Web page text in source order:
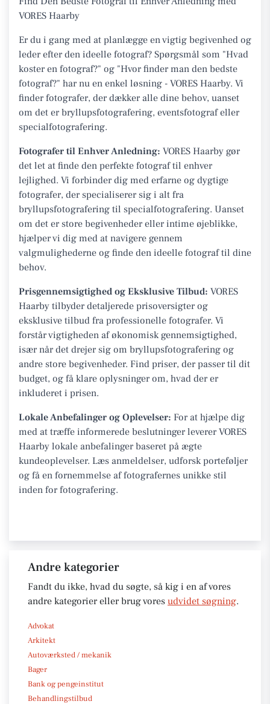
VORES Haarby
Er du i gang med at planlægge en vigtig begivenhed og
leder efter den ideelle fotograf? Spørgsmål som "Hvad
koster en fotograf?" og "Hvor finder man den bedste
fotograf?" har nu en enkel løsning - VORES Haarby. Vi
finder fotografer, der dækker alle dine behov, uanset
om det er bryllupsfotografering, eventsfotograf eller
specialfotografering.
Fotografer til Enhver Anledning: VORES Haarby gør
det let at finde den perfekte fotograf til enhver
lejlighed. Vi forbinder dig med erfarne og dygtige
fotografer, der specialiserer sig i alt fra
bryllupsfotografering til specialfotografering. Uanset
om det er store begivenheder eller intime øjeblikke,
hjælper vi dig med at navigere gennem
valgmulighederne og finde den ideelle fotograf til dine
behov.
Prisgennemsigtighed og Eksklusive Tilbud: VORES
Haarby tilbyder detaljerede prisoversigter og
eksklusive tilbud fra professionelle fotografer. Vi
forstår vigtigheden af økonomisk gennemsigtighed,
især når det drejer sig om bryllupsfotografering og
andre store begivenheder. Find priser, der passer til dit
budget, og få klare oplysninger om, hvad der er
inkluderet i prisen.
Lokale Anbefalinger og Oplevelser: For at hjælpe dig
med at træffe informerede beslutninger leverer VORES
Haarby lokale anbefalinger baseret på ægte
kundeoplevelser. Læs anmeldelser, udforsk porteføljer
og få en fornemmelse af fotografernes unikke stil
inden for fotografering.
Andre kategorier
Fandt du ikke, hvad du søgte, så kig i en af vores
andre kategorier eller brug vores udvidet søgning.
Advokat
Arkitekt
Autoværksted / mekanik
Bager
Bank og pengeinstitut
Behandlingstilbud